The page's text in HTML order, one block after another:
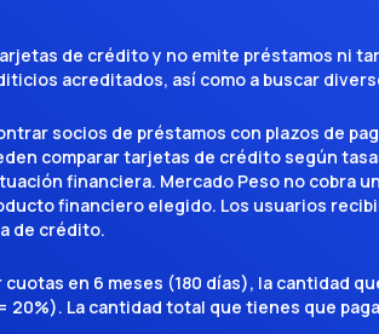
de crédito y no emite préstamos ni
acreditados, así como a buscar
socios de préstamos con plazos de
comparar tarjetas de crédito según
financiera. Mercado Peso no cobra
financiero elegido. Los usuarios
de crédito.
en 6 meses (180 días), la cantidad
La cantidad total que tienes que